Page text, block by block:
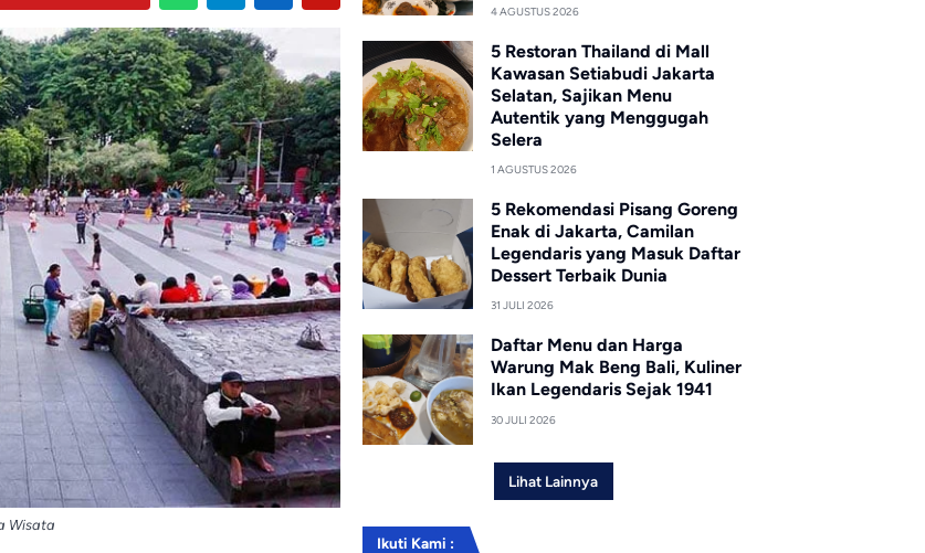
Wisata
4 AGUSTUS 2026
5 Restoran Thailand di Mall
Kawasan Setiabudi Jakarta
Selatan, Sajikan Menu
Autentik yang Menggugah
Selera
1 AGUSTUS 2026
5 Rekomendasi Pisang Goreng
Enak di Jakarta, Camilan
Legendaris yang Masuk Daftar
Dessert Terbaik Dunia
31 JULI 2026
Daftar Menu dan Harga
Warung Mak Beng Bali, Kuliner
Ikan Legendaris Sejak 1941
30 JULI 2026
Lihat Lainnya
Ikuti Kami :